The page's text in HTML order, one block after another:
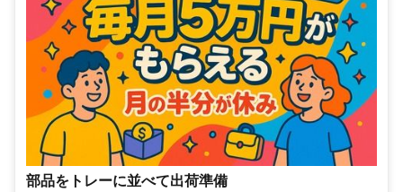
部品をトレーに並べて出荷準備